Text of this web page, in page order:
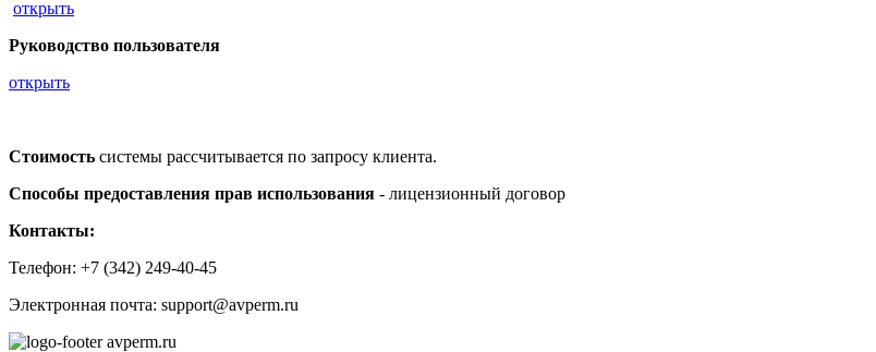
открыть
Руководство пользователя
открыть
Стоимость системы рассчитывается по запросу клиента.
Способы предоставления прав использования - лицензионный договор
Контакты:
Телефон: +7 (342) 249-40-45
Электронная почта: support@avperm.ru
avperm.ru